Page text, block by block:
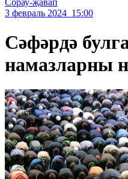
Сорау-җавап
3 февраль 2024 15:00
Сәфәрдә
намазларны